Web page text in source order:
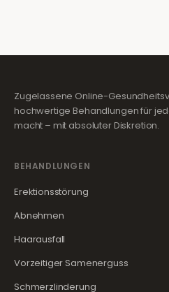
Zugelassene Online-
hochwertige Behandlungen für
macht – mit absoluter Diskretion.
BEHANDLUNGEN
Erektionsstörung
Abnehmen
Haarausfall
Vorzeitiger Samenerguss
Schmerzlinderung